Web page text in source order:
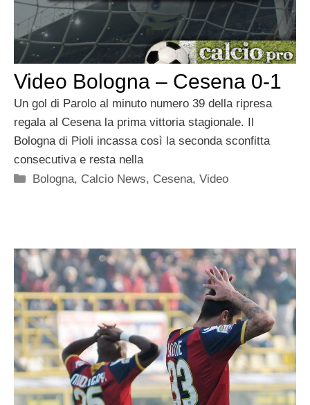
Video Bologna – Cesena 0-1
Un gol di Parolo al minuto numero 39 della ripresa
regala al Cesena la prima vittoria stagionale. Il
Bologna di Pioli incassa così la seconda sconfitta
consecutiva e resta nella
Categorie
Bologna, Calcio News, Cesena,Video